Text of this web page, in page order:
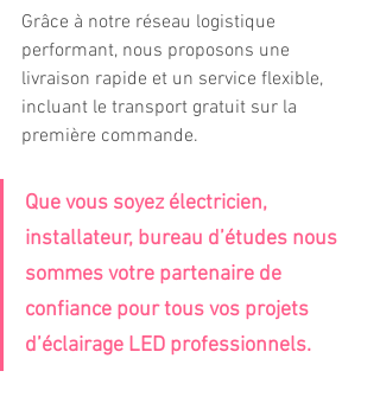
Grâce à notre réseau logistique
performant, nous proposons une
livraison rapide et un service flexible,
incluant le transport gratuit sur la
première commande.
Que vous soyez électricien,
installateur, bureau d’études nous
sommes votre partenaire de
confiance pour tous vos projets
d’éclairage LED professionnels.